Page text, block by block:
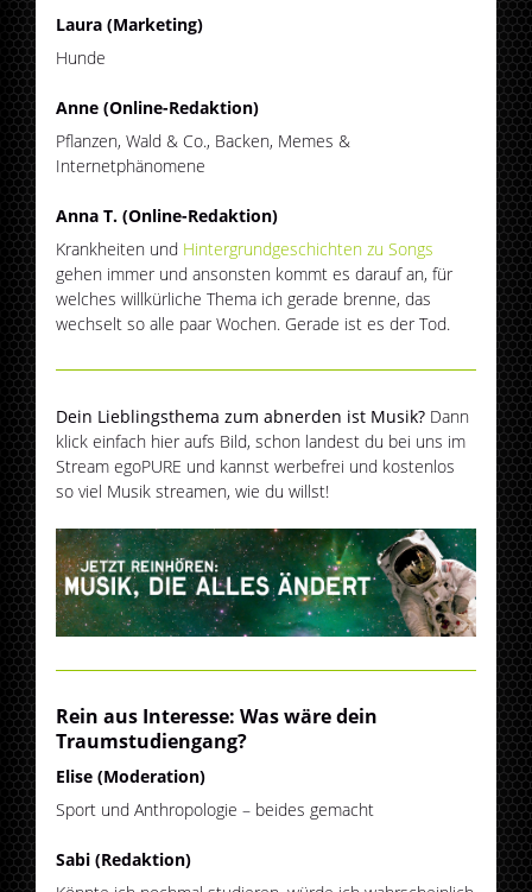
Laura (Marketing)
Hunde
Anne (Online-Redaktion)
Pflanzen, Wald & Co., Backen, Memes &
Internetphänomene
Anna T. (Online-Redaktion)
Krankheiten und Hintergrundgeschichten zu Songs
gehen immer und ansonsten kommt es darauf an, für
welches willkürliche Thema ich gerade brenne, das
wechselt so alle paar Wochen. Gerade ist es der Tod.
Dein Lieblingsthema zum abnerden ist Musik? Dann
klick einfach hier aufs Bild, schon landest du bei uns im
Stream egoPURE und kannst werbefrei und kostenlos
so viel Musik streamen, wie du willst!
Rein aus Interesse: Was wäre dein
Traumstudiengang?
Elise (Moderation)
Sport und Anthropologie – beides gemacht
Sabi (Redaktion)